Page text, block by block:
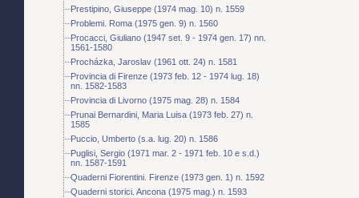
Prestipino, Giuseppe (1974 mag. 10) n. 1559
Problemi. Roma (1975 gen. 9) n. 1560
Procacci, Giuliano (1947 set. 9 - 1974 gen. 17) nn.
1561-1580
Procházka, Jaroslav (1961 ott. 24) n. 1581
Provincia di Firenze (1973 feb. 12 - 1974 lug. 18)
nn. 1582-1583
Provincia di Livorno (1975 mag. 28) n. 1584
Prunai Bernardini, Maria Luisa (1973 feb. 27) n.
1585
Puccio, Umberto (s.a. lug. 20) n. 1586
Puglisi, Sergio (1971 mar. 2 - 1971 feb. 10 e s.d.)
nn. 1587-1591
Quaderni Fiorentini. Firenze (1973 gen. 1) n. 1592
Quaderni storici. Ancona (1975 mag.) n. 1593